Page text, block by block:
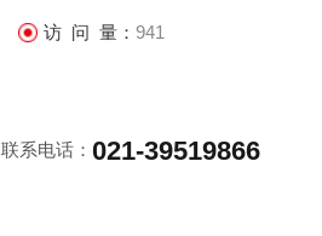
访 问 量： 941
联系电话：021-39519866